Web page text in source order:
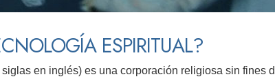
ESPIRITUAL?
en inglés) es una corporación religiosa sin fines